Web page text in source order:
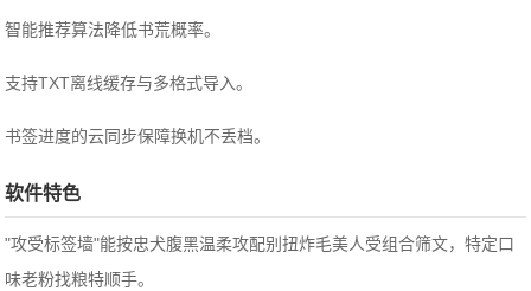
智能推荐算法降低书荒概率。
支持TXT离线缓存与多格式导入。
书签进度的云同步保障换机不丢档。
软件特色
"攻受标签墙"能按忠犬腹黑温柔攻配别扭炸毛美人受组合筛文，特定口
味老粉找粮特顺手。